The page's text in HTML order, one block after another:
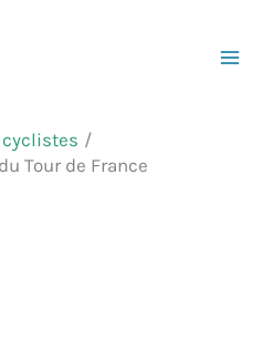
Tour de France